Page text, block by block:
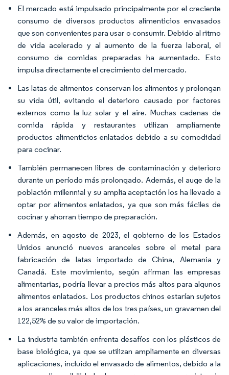
El mercado está impulsado principalmente por el creciente
consumo de diversos productos alimenticios envasados
que son convenientes para usar o consumir. Debido al ritmo
de vida acelerado y al aumento de la fuerza laboral, el
consumo de comidas preparadas ha aumentado. Esto
impulsa directamente el crecimiento del mercado.
Las latas de alimentos conservan los alimentos y prolongan
su vida útil, evitando el deterioro causado por factores
externos como la luz solar y el aire. Muchas cadenas de
comida rápida y restaurantes utilizan ampliamente
productos alimenticios enlatados debido a su comodidad
para cocinar.
También permanecen libres de contaminación y deterioro
durante un período más prolongado. Además, el auge de la
población millennial y su amplia aceptación los ha llevado a
optar por alimentos enlatados, ya que son más fáciles de
cocinar y ahorran tiempo de preparación.
Además, en agosto de 2023, el gobierno de los Estados
Unidos anunció nuevos aranceles sobre el metal para
fabricación de latas importado de China, Alemania y
Canadá. Este movimiento, según afirman las empresas
alimentarias, podría llevar a precios más altos para algunos
alimentos enlatados. Los productos chinos estarían sujetos
a los aranceles más altos de los tres países, un gravamen del
122,52% de su valor de importación.
La industria también enfrenta desafíos con los plásticos de
base biológica, ya que se utilizan ampliamente en diversas
aplicaciones, incluido el envasado de alimentos, debido a la